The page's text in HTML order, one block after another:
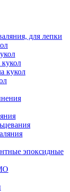
для лепки
кукол
эпоксидные